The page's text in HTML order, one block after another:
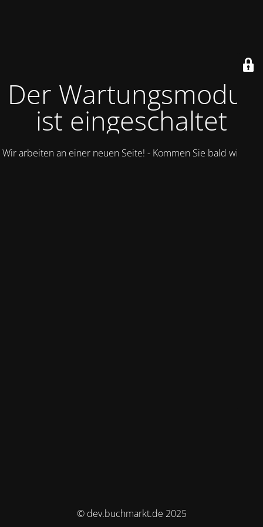
Der Wartungsmodus
ist eingeschaltet
Wir arbeiten an einer neuen Seite! - Kommen Sie bald wieder.
© dev.buchmarkt.de 2025